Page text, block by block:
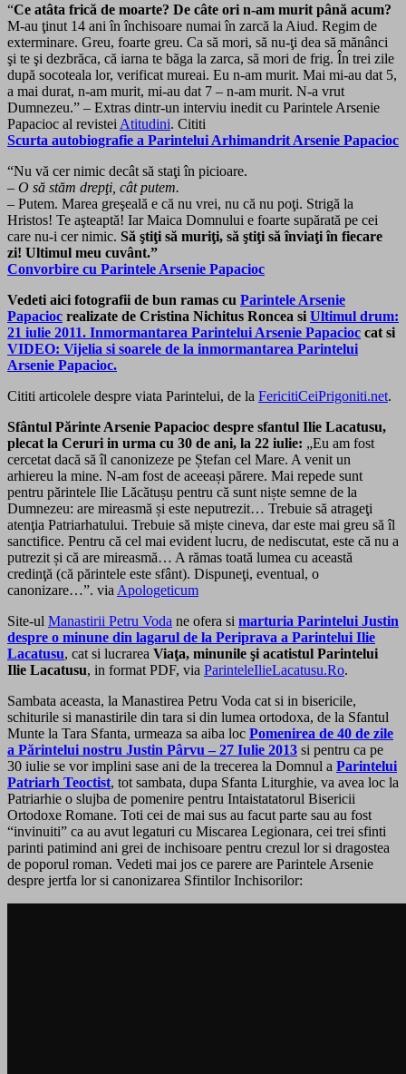
“Ce atâta frică de moarte? De câte ori n-am murit până acum?
M-au ţinut 14 ani în închisoare numai în zarcă la Aiud. Regim de
exterminare. Greu, foarte greu. Ca să mori, să nu-ţi dea să mănânci
şi te şi dezbrăca, că iarna te băga la zarca, să mori de frig. În trei zile
după socoteala lor, verificat mureai. Eu n-am murit. Mai mi-au dat 5,
a mai durat, n-am murit, mi-au dat 7 – n-am murit. N-a vrut
Dumnezeu.” – Extras dintr-un interviu inedit cu Parintele Arsenie
Papacioc al revistei Atitudini. Cititi
Scurta autobiografie a Parintelui Arhimandrit Arsenie Papacioc
“Nu vă cer nimic decât să staţi în picioare.
– O să stăm drepţi, cât putem.
– Putem. Marea greşeală e că nu vrei, nu că nu poţi. Strigă la
Hristos! Te aşteaptă! Iar Maica Domnului e foarte supărată pe cei
care nu-i cer nimic. Să ştiţi să muriţi, să ştiţi să înviaţi în fiecare
zi! Ultimul meu cuvânt.”
Convorbire cu Parintele Arsenie Papacioc
Vedeti aici fotografii de bun ramas cu Parintele Arsenie
Papacioc realizate de Cristina Nichitus Roncea si Ultimul drum:
21 iulie 2011. Inmormantarea Parintelui Arsenie Papacioc cat si
VIDEO: Vijelia si soarele de la inmormantarea Parintelui
Arsenie Papacioc.
Cititi articolele despre viata Parintelui, de la FericitiCeiPrigoniti.net.
Sfântul Părinte Arsenie Papacioc despre sfantul Ilie Lacatusu,
plecat la Ceruri in urma cu 30 de ani, la 22 iulie: „Eu am fost
cercetat dacă să îl canonizeze pe Ștefan cel Mare. A venit un
arhiereu la mine. N-am fost de aceeași părere. Mai repede sunt
pentru părintele Ilie Lăcătușu pentru că sunt niște semne de la
Dumnezeu: are mireasmă și este neputrezit… Trebuie să atrageţi
atenţia Patriarhatului. Trebuie să miște cineva, dar este mai greu să îl
sanctifice. Pentru că cel mai evident lucru, de nediscutat, este că nu a
putrezit și că are mireasmă… A rămas toată lumea cu această
credinţă (că părintele este sfânt). Dispuneţi, eventual, o
canonizare…”. via Apologeticum
Site-ul Manastirii Petru Voda ne ofera si marturia Parintelui Justin
despre o minune din lagarul de la Periprava a Parintelui Ilie
Lacatusu, cat si lucrarea Viaţa, minunile şi acatistul Parintelui
Ilie Lacatusu, in format PDF, via ParinteleIlieLacatusu.Ro.
Sambata aceasta, la Manastirea Petru Voda cat si in bisericile,
schiturile si manastirile din tara si din lumea ortodoxa, de la Sfantul
Munte la Tara Sfanta, urmeaza sa aiba loc Pomenirea de 40 de zile
a Părintelui nostru Justin Pârvu – 27 Iulie 2013 si pentru ca pe
30 iulie se vor implini sase ani de la trecerea la Domnul a Parintelui
Patriarh Teoctist, tot sambata, dupa Sfanta Liturghie, va avea loc la
Patriarhie o slujba de pomenire pentru Intaistatatorul Bisericii
Ortodoxe Romane. Toti cei de mai sus au facut parte sau au fost
“invinuiti” ca au avut legaturi cu Miscarea Legionara, cei trei sfinti
parinti patimind ani grei de inchisoare pentru crezul lor si dragostea
de poporul roman. Vedeti mai jos ce parere are Parintele Arsenie
despre jertfa lor si canonizarea Sfintilor Inchisorilor: